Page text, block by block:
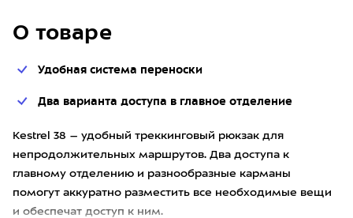
О товаре
Удобная система переноски
Два варианта доступа в главное отделение
Kestrel 38 – удобный треккинговый рюкзак для
непродолжительных маршрутов. Два доступа к
главному отделению и разнообразные карманы
помогут аккуратно разместить все необходимые вещи
и обеспечат доступ к ним.